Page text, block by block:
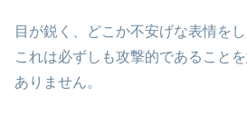
目が鋭く、どこか不安げな表情を
これは必ずしも攻撃的であること
ありません。